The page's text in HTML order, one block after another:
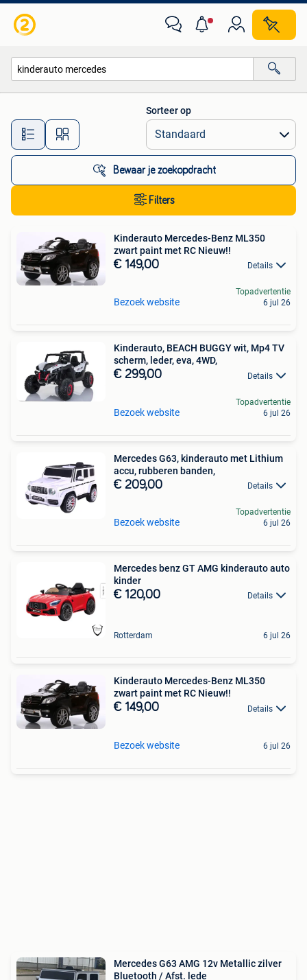
Alle afstanden…
Sorteer op
Bewaar je zoekopdracht
Filters
Kinderauto Mercedes-Benz ML350
zwart paint met RC Nieuw!!
€ 149,00 Details
Bezoek website
Topadvertentie
6 jul 26
Kinderauto, BEACH BUGGY wit, Mp4 TV
scherm, leder, eva, 4WD,
€ 299,00 Details
Bezoek website
Topadvertentie
6 jul 26
Mercedes G63, kinderauto met Lithium
accu, rubberen banden,
€ 209,00 Details
Bezoek website
Topadvertentie
6 jul 26
Mercedes benz GT AMG kinderauto auto
kinder
€ 120,00 Details
Rotterdam 6 jul 26
Kinderauto Mercedes-Benz ML350
zwart paint met RC Nieuw!!
€ 149,00 Details
Bezoek website 6 jul 26
Mercedes G63 AMG 12v Metallic zilver
Bluetooth / Afst. lede